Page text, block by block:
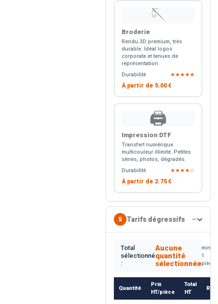
🪡
Broderie
Rendu 3D premium, très
durable. Idéal logos
corporate et tenues de
représentation.
Durabilité
★★★★★
À partir de 5.00 €
🖨️
Impression DTF
Transfert numérique
multicouleur illimité. Petites
séries, photos, dégradés.
Durabilité
★★★★☆
À partir de 2.75 €
5 Tarifs dégressifs —
Total
sélectionné
:
Aucune
quantité
sélectionnée
min.
1
pièce
Quantité
Prix
HT/pièce
Total
HT